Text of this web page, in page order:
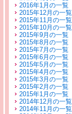
2016年1月の一覧
2015年12月の一覧
2015年11月の一覧
2015年10月の一覧
2015年9月の一覧
2015年8月の一覧
2015年7月の一覧
2015年6月の一覧
2015年5月の一覧
2015年4月の一覧
2015年3月の一覧
2015年2月の一覧
2015年1月の一覧
2014年12月の一覧
2014年11月の一覧